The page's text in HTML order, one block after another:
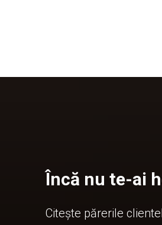
Încă nu te-ai
Citește părerile